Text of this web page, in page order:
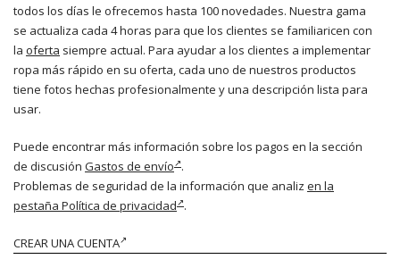
todos los días le ofrecemos hasta 100 novedades. Nuestra gama
se actualiza cada 4 horas para que los clientes se familiaricen con
la oferta siempre actual. Para ayudar a los clientes a implementar
ropa más rápido en su oferta, cada uno de nuestros productos
tiene fotos hechas profesionalmente y una descripción lista para
usar.
Puede encontrar más información sobre los pagos en la sección
de discusión Gastos de envío .
Problemas de seguridad de la información que analiz en la
pestaña Política de privacidad .
CREAR UNA CUENTA